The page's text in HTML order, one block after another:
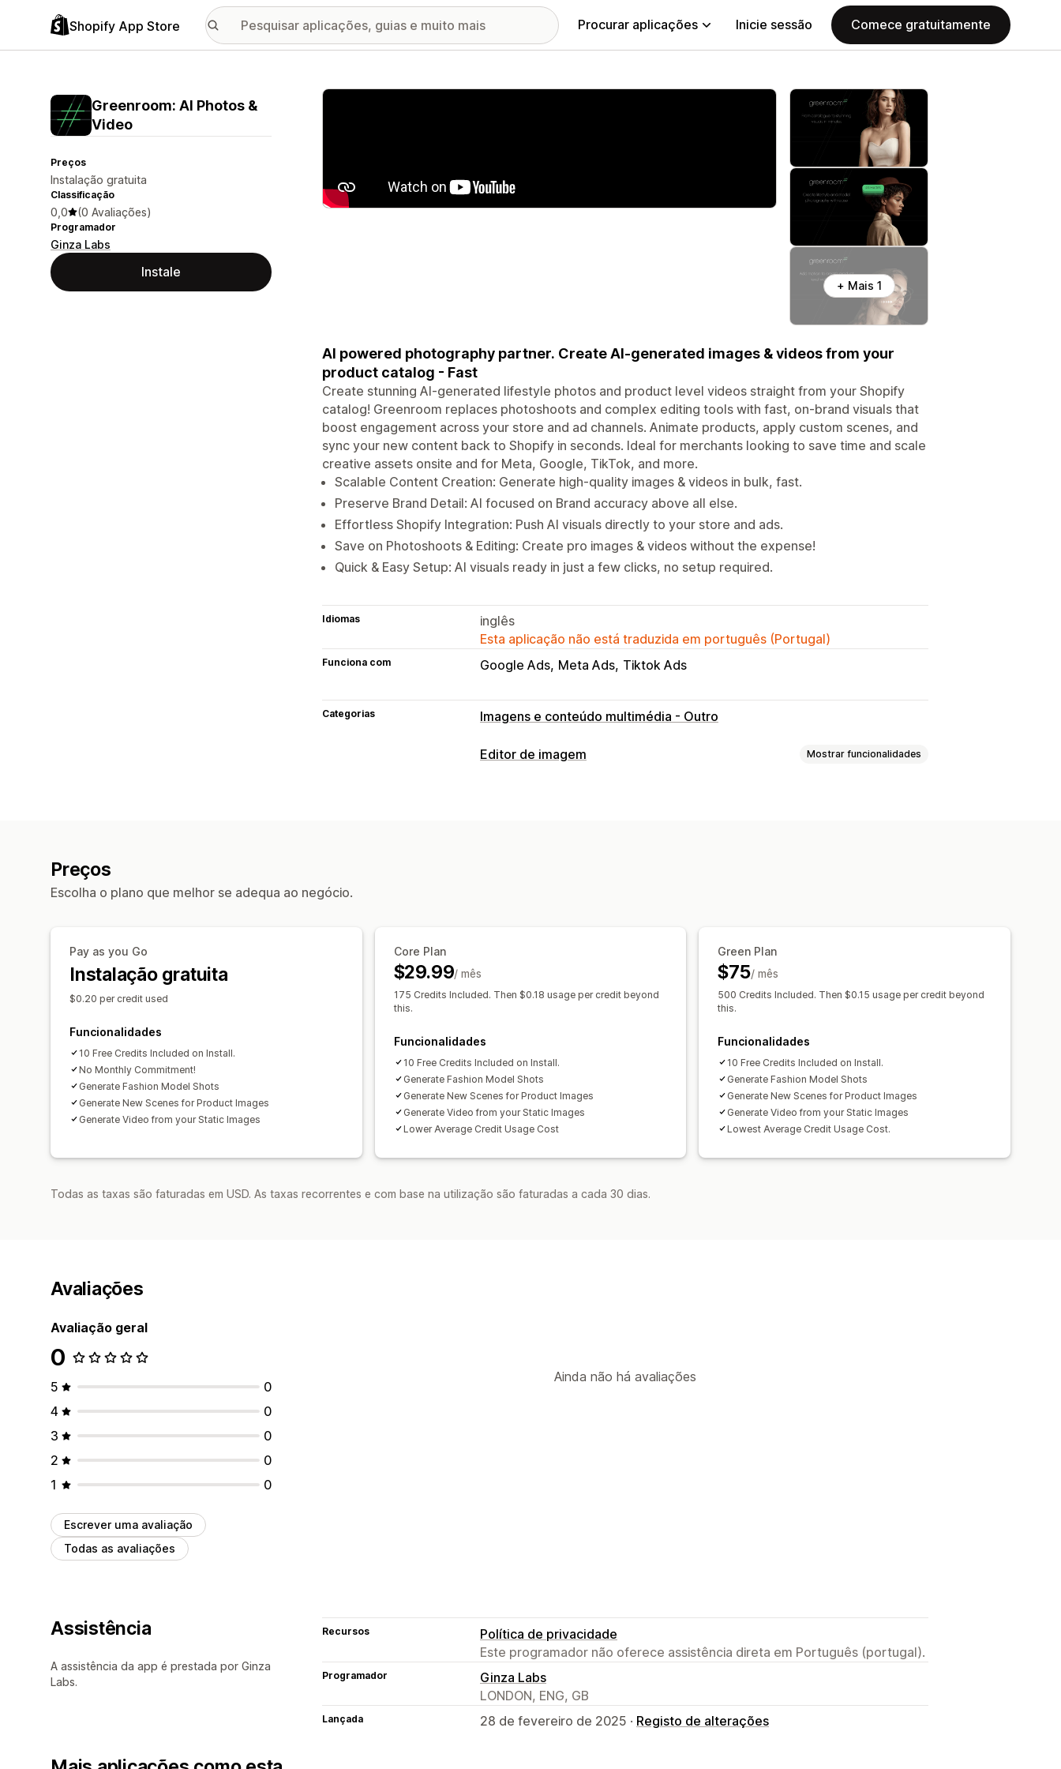
Shopify App Store Procurar aplicações Inicie sessão Comece gratuitamente
Greenroom: AI Photos &
Video
Preços
Instalação gratuita
Classificação
0,0 (0 Avaliações)
Programador
Ginza Labs
Instale
Galeria de imagens em destaque
+ Mais 1
AI powered photography partner. Create AI-generated images & videos from your
product catalog - Fast
Create stunning AI-generated lifestyle photos and product level videos straight from your Shopify
catalog! Greenroom replaces photoshoots and complex editing tools with fast, on-brand visuals that
boost engagement across your store and ad channels. Animate products, apply custom scenes, and
sync your new content back to Shopify in seconds. Ideal for merchants looking to save time and scale
creative assets onsite and for Meta, Google, TikTok, and more.
Scalable Content Creation: Generate high-quality images & videos in bulk, fast.
Preserve Brand Detail: AI focused on Brand accuracy above all else.
Effortless Shopify Integration: Push AI visuals directly to your store and ads.
Save on Photoshoots & Editing: Create pro images & videos without the expense!
Quick & Easy Setup: AI visuals ready in just a few clicks, no setup required.
Idiomas
inglês
Esta aplicação não está traduzida em português (Portugal)
Funciona com Google Ads Meta Ads Tiktok Ads
Categorias Imagens e conteúdo multimédia - Outro
Editor de imagem Mostrar funcionalidades
Preços
Escolha o plano que melhor se adequa ao negócio.
Pay as you Go
Instalação gratuita
$0.20 per credit used
Funcionalidades
10 Free Credits Included on Install.
No Monthly Commitment!
Generate Fashion Model Shots
Generate New Scenes for Product Images
Generate Video from your Static Images
Core Plan
$29.99/ mês
175 Credits Included. Then $0.18 usage per credit beyond
this.
Funcionalidades
10 Free Credits Included on Install.
Generate Fashion Model Shots
Generate New Scenes for Product Images
Generate Video from your Static Images
Lower Average Credit Usage Cost
Green Plan
$75/ mês
500 Credits Included. Then $0.15 usage per credit beyond
this.
Funcionalidades
10 Free Credits Included on Install.
Generate Fashion Model Shots
Generate New Scenes for Product Images
Generate Video from your Static Images
Lowest Average Credit Usage Cost.
Todas as taxas são faturadas em USD. As taxas recorrentes e com base na utilização são faturadas a cada 30 dias.
Avaliações
Avaliação geral
0
5
0
4
0
3
0
2
0
1
0
Escrever uma avaliação
Todas as avaliações
Ainda não há avaliações
Assistência
A assistência da app é prestada por Ginza
Labs.
Recursos
Política de privacidade
Este programador não oferece assistência direta em Português (portugal).
Programador
Ginza Labs
LONDON, ENG, GB
Lançada 28 de fevereiro de 2025 · Registo de alterações